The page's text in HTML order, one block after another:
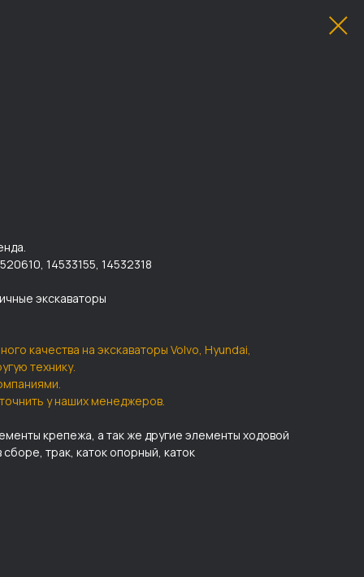
14533155, 14532318
экскаваторы
качества на экскаваторы Volvo, Hyundai,
технику.
у наших менеджеров.
крепежа, а так же другие элементы ходовой
сборе, трак, каток опорный, каток